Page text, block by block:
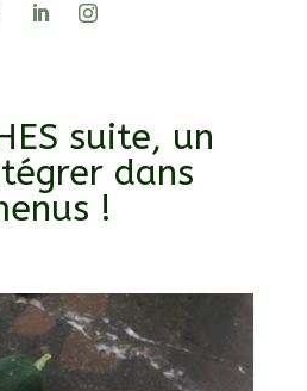
suite, un
dans
!